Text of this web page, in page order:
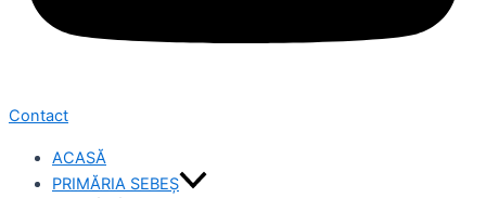
Contact
ACASĂ
PRIMĂRIA SEBEȘ